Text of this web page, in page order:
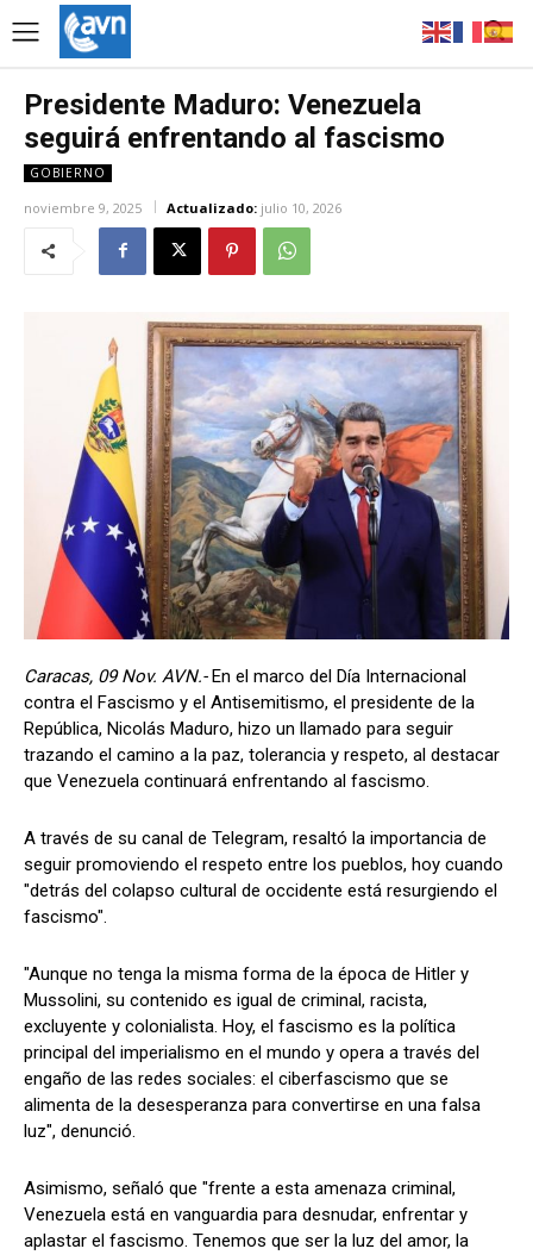
Presidente Maduro: Venezuela
seguirá enfrentando al fascismo
GOBIERNO
noviembre 9, 2025 Actualizado: julio 10, 2026
Caracas, 09 Nov. AVN.-En el marco del Día Internacional
contra el Fascismo y el Antisemitismo, el presidente de la
República, Nicolás Maduro, hizo un llamado para seguir
trazando el camino a la paz, tolerancia y respeto, al destacar
que Venezuela continuará enfrentando al fascismo.
A través de su canal de Telegram, resaltó la importancia de
seguir promoviendo el respeto entre los pueblos, hoy cuando
"detrás del colapso cultural de occidente está resurgiendo el
fascismo".
"Aunque no tenga la misma forma de la época de Hitler y
Mussolini, su contenido es igual de criminal, racista,
excluyente y colonialista. Hoy, el fascismo es la política
principal del imperialismo en el mundo y opera a través del
engaño de las redes sociales: el ciberfascismo que se
alimenta de la desesperanza para convertirse en una falsa
luz", denunció.
Asimismo, señaló que "frente a esta amenaza criminal,
Venezuela está en vanguardia para desnudar, enfrentar y
aplastar el fascismo. Tenemos que ser la luz del amor, la